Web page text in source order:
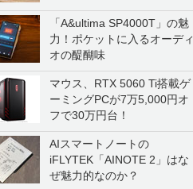
「A&ultima SP4000T」の魅
力！ポケットに入るオーディ
オの醍醐味
マウス、RTX 5060 Ti搭載ゲ
ーミングPCが7万5,000円オ
フで30万円台！
AIスマートノートの
iFLYTEK「AINOTE 2」はな
ぜ魅力的なのか？